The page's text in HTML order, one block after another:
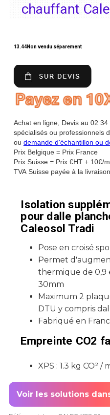
chauffant
13.44Non vendu séparement
Achat en ligne, Devis au 02
spécialisés ou professionnels
ou demande d'échantillon ou
Prix Belgique = Prix France
Prix Suisse = Prix €HT + 10€/
TVA Suisse payée à la livraison
Isolation
pour dalle
Caleosol Tradi
Pose en croisé
Permet
thermique de 0,9
30mm
Maximum 2
DTU y compris
Fabriqué en
Empreinte CO2
XPS : 1.3 kg CO² /
Voir les solutions